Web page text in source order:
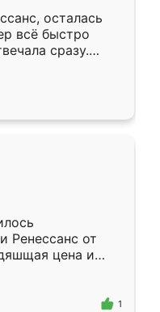
осталась
всё быстро
сразу.
подошёл к
Собрали
даже
Ренессанс от
цена и
Приехавший
самый
1